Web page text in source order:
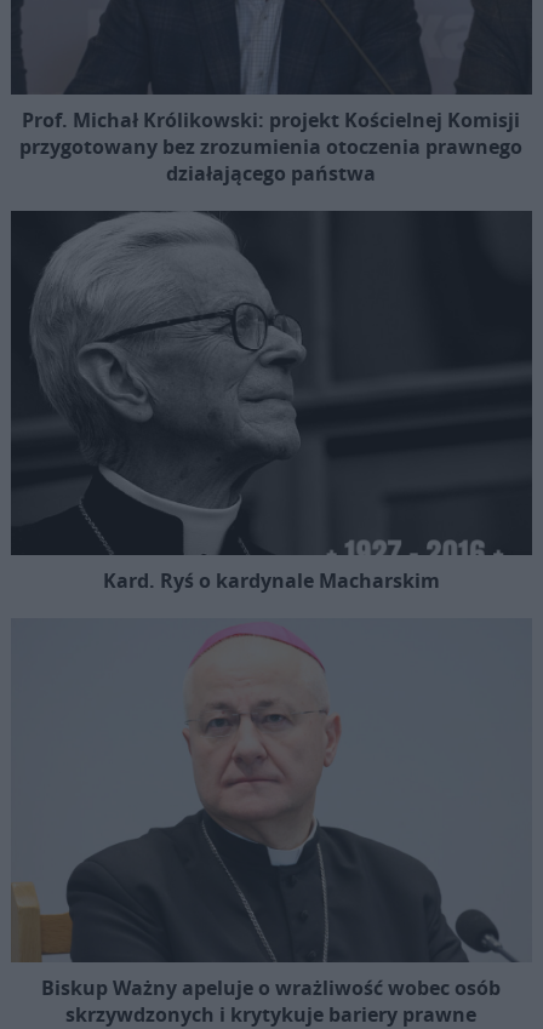
Prof. Michał Królikowski: projekt Kościelnej Komisji
przygotowany bez zrozumienia otoczenia prawnego
działającego państwa
Kard. Ryś o kardynale Macharskim
Biskup Ważny apeluje o wrażliwość wobec osób
skrzywdzonych i krytykuje bariery prawne